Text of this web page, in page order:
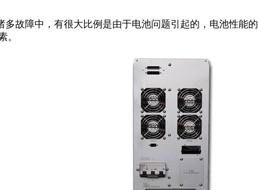
障中，有很大比例是由于电池问题引起的，电池性能
。